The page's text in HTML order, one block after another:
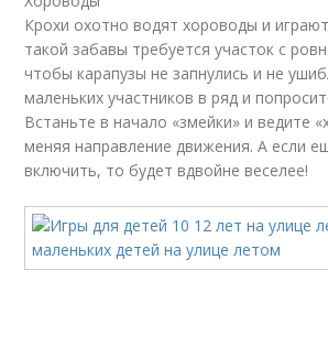
Крохи охотно водят хороводы и
такой забавы требуется участок с
чтобы карапузы не запнулись и не
маленьких участников в ряд и
Встаньте в начало «змейки» и ведите
меняя направление движения. А если
включить, то будет вдвойне веселее!